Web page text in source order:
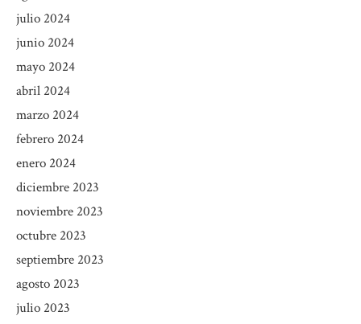
julio 2024
junio 2024
mayo 2024
abril 2024
marzo 2024
febrero 2024
enero 2024
diciembre 2023
noviembre 2023
octubre 2023
septiembre 2023
agosto 2023
julio 2023